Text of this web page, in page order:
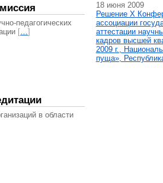
педагогических
[…]
в области
18 июня 2009
Решение X
ассоциации
аттестации
кадров высшей
2009 г.,
пуща»,